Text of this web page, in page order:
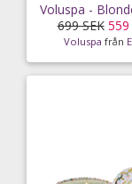
699 SEK 559
Voluspa från